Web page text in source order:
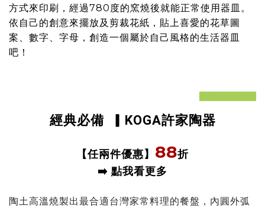
方式來印刷，經過780度的窯燒後就能正常使用器皿。
依自己的創意來擺放及剪裁花紙，貼上喜愛的花草圖
案、數字、字母，創造一個屬於自己風格的生活器皿
吧！
經典必備 ▎KOGA許家陶器
【任兩件優惠 】 88折
➡️ 點我看更多
陶土高溫燒製出最合適台灣家常料理的餐盤， 內圓外弧